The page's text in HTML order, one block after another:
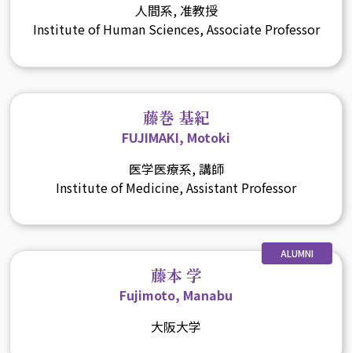
人間系, 准教授
Institute of Human Sciences, Associate Professor
藤巻 基紀
FUJIMAKI, Motoki
医学医療系, 講師
Institute of Medicine, Assistant Professor
ALUMNI
藤本 学
Fujimoto, Manabu
大阪大学